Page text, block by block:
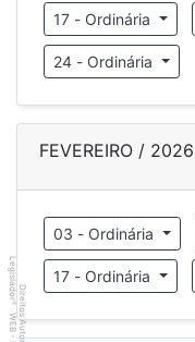
17 - Ordinária
24 - Ordinária
FEVEREIRO / 2026
03 - Ordinária
17 - Ordinária
Direitos Autorais
Legislador
®